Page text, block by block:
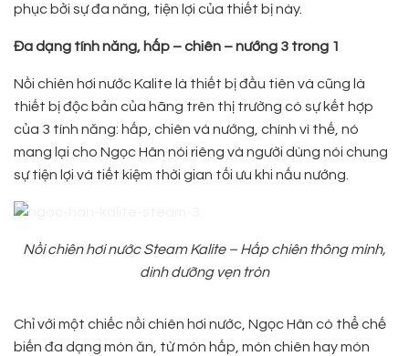
phục bởi sự đa năng, tiện lợi của thiết bị này.
Đa dạng tính năng, hấp – chiên – nướng 3 trong 1
Nồi chiên hơi nước Kalite là thiết bị đầu tiên và cũng là
thiết bị độc bản của hãng trên thị trường có sự kết hợp
của 3 tính năng: hấp, chiên và nướng, chính vì thế, nó
mang lại cho Ngọc Hân nói riêng và người dùng nói chung
sự tiện lợi và tiết kiệm thời gian tối ưu khi nấu nướng.
Nồi chiên hơi nước Steam Kalite – Hấp chiên thông minh,
dinh dưỡng vẹn tròn
Chỉ với một chiếc nồi chiên hơi nước, Ngọc Hân có thể chế
biến đa dạng món ăn, từ món hấp, món chiên hay món